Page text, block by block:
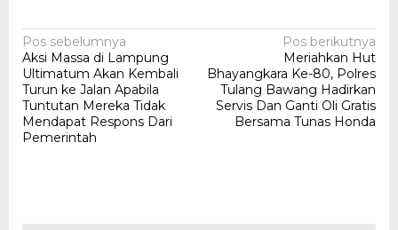
Navigasi
pos
Pos sebelumnya
Aksi Massa di Lampung
Ultimatum Akan Kembali
Turun ke Jalan Apabila
Tuntutan Mereka Tidak
Mendapat Respons Dari
Pemerintah
Pos berikutnya
Meriahkan Hut
Bhayangkara Ke-80, Polres
Tulang Bawang Hadirkan
Servis Dan Ganti Oli Gratis
Bersama Tunas Honda